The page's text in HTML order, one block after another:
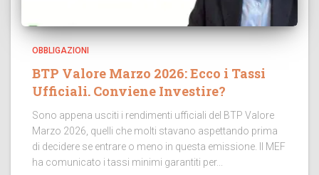
OBBLIGAZIONI
BTP Valore Marzo 2026: Ecco i Tassi
Ufficiali. Conviene Investire?
Sono appena usciti i rendimenti ufficiali del BTP Valore
Marzo 2026, quelli che molti stavano aspettando prima
di decidere se entrare o meno in questa emissione. Il MEF
ha comunicato i tassi minimi garantiti per...